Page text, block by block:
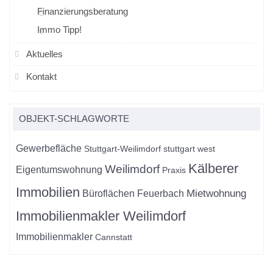
Finanzierungsberatung
Immo Tipp!
Aktuelles
Kontakt
OBJEKT-SCHLAGWORTE
Gewerbefläche Stuttgart-Weilimdorf stuttgart west
Eigentumswohnung Weilimdorf Praxis Kälberer
Immobilien Büroflächen Feuerbach Mietwohnung
Immobilienmakler Weilimdorf
Immobilienmakler Cannstatt